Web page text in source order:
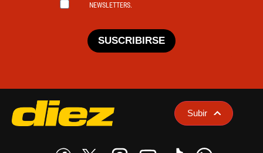
NEWSLETTERS.
SUSCRIBIRSE
Subir